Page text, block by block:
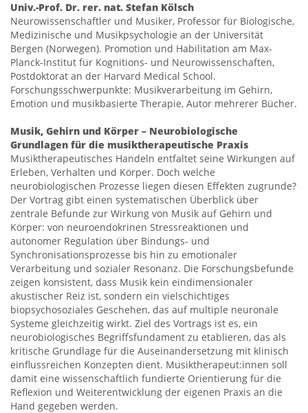
Univ.-Prof. Dr. rer. nat. Stefan Kölsch
Neurowissenschaftler und Musiker, Professor für Biologische,
Medizinische und Musikpsychologie an der Universität
Bergen (Norwegen). Promotion und Habilitation am Max-
Planck-Institut für Kognitions- und Neurowissenschaften,
Postdoktorat an der Harvard Medical School.
Forschungsschwerpunkte: Musikverarbeitung im Gehirn,
Emotion und musikbasierte Therapie, Autor mehrerer Bücher.
Musik, Gehirn und Körper – Neurobiologische
Grundlagen für die musiktherapeutische Praxis
Musiktherapeutisches Handeln entfaltet seine Wirkungen auf
Erleben, Verhalten und Körper. Doch welche
neurobiologischen Prozesse liegen diesen Effekten zugrunde?
Der Vortrag gibt einen systematischen Überblick über
zentrale Befunde zur Wirkung von Musik auf Gehirn und
Körper: von neuroendokrinen Stressreaktionen und
autonomer Regulation über Bindungs- und
Synchronisationsprozesse bis hin zu emotionaler
Verarbeitung und sozialer Resonanz. Die Forschungsbefunde
zeigen konsistent, dass Musik kein eindimensionaler
akustischer Reiz ist, sondern ein vielschichtiges
biopsychosoziales Geschehen, das auf multiple neuronale
Systeme gleichzeitig wirkt. Ziel des Vortrags ist es, ein
neurobiologisches Begriffsfundament zu etablieren, das als
kritische Grundlage für die Auseinandersetzung mit klinisch
einflussreichen Konzepten dient. Musiktherapeut:innen soll
damit eine wissenschaftlich fundierte Orientierung für die
Reflexion und Weiterentwicklung der eigenen Praxis an die
Hand gegeben werden.